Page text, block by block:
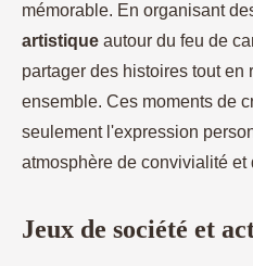
mémorable. En organisant
artistique autour du feu de
partager des histoires tout en
ensemble. Ces moments de
seulement l'expression
atmosphère de convivialité et
Jeux de société et